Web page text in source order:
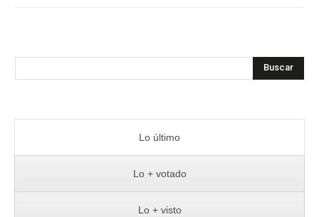
Buscar
Lo último
Lo + votado
Lo + visto